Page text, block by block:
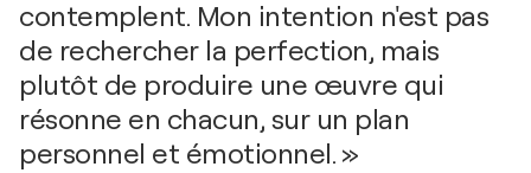
contemplent. Mon intention n'est pas
de rechercher la perfection, mais
plutôt de produire une œuvre qui
résonne en chacun, sur un plan
personnel et émotionnel. »